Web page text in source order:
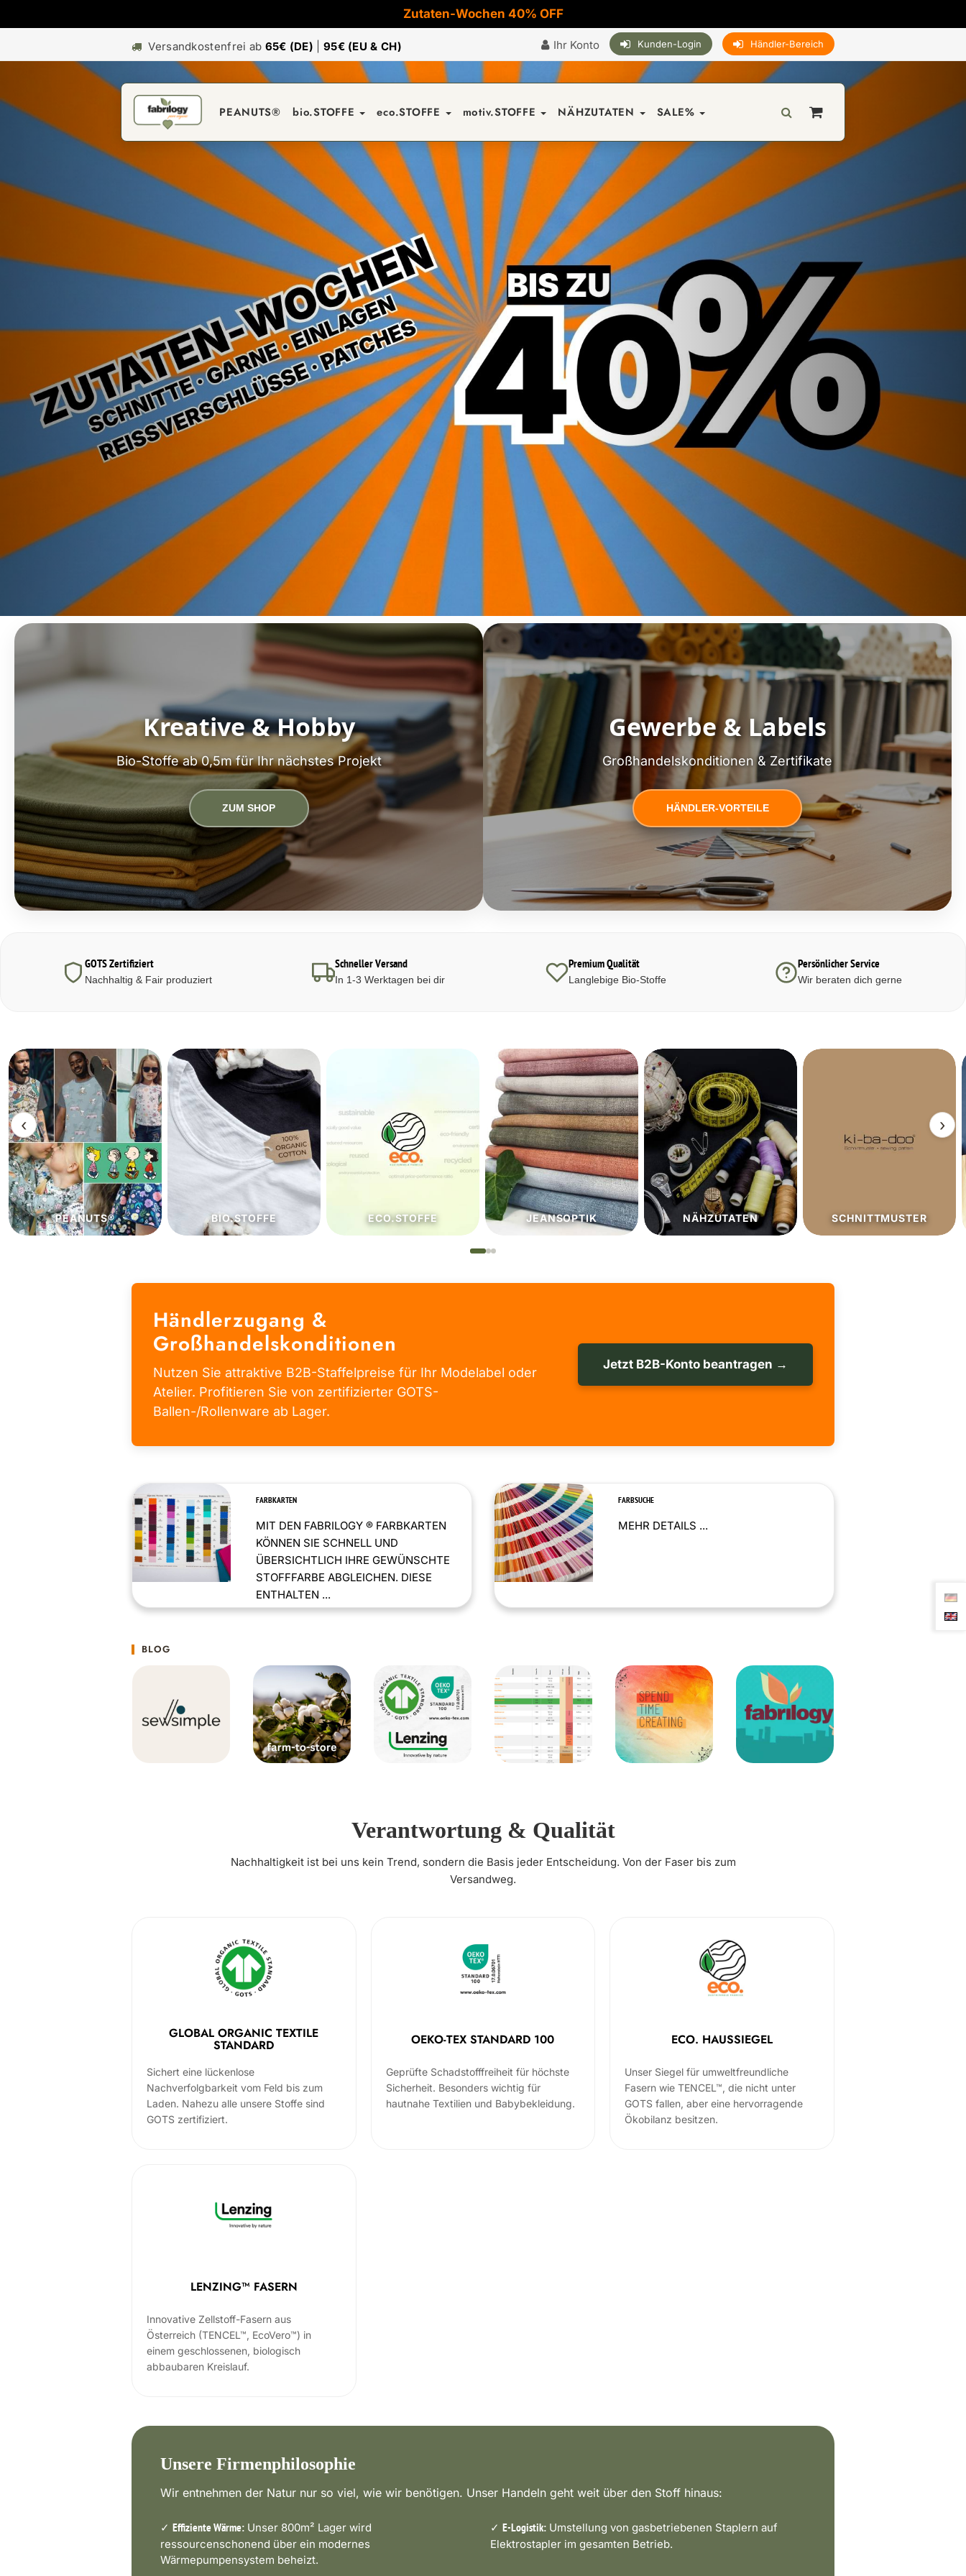
Zutaten-Wochen 40% OFF
Versandkostenfrei ab 65€ (DE) 95€ (EU & CH) Ihr Konto Kunden-Login Händler-Bereich
PEANUTS® bio.STOFFE eco.STOFFE motiv.STOFFE NÄHZUTATEN SALE%
Kreative & Hobby
Bio-Stoffe ab 0,5m für Ihr nächstes Projekt
ZUM SHOP
Gewerbe & Labels
Großhandelskonditionen & Zertifikate
HÄNDLER-VORTEILE
GOTS Zertifiziert
Nachhaltig & Fair produziert
Schneller Versand
In 1-3 Werktagen bei dir
Premium Qualität
Langlebige Bio-Stoffe
Persönlicher Service
Wir beraten dich gerne
‹
BIO.STOFFE ECO.STOFFE JEANSOPTIK NÄHZUTATEN SCHNITTMUSTER SALE%
›
Händlerzugang &
Großhandelskonditionen
Nutzen Sie attraktive B2B-Staffelpreise für Ihr Modelabel oder
Atelier. Profitieren Sie von zertifizierter GOTS-
Ballen-/Rollenware ab Lager.
Jetzt B2B-Konto beantragen →
FARBKARTEN
MIT DEN FABRILOGY ® FARBKARTEN
KÖNNEN SIE SCHNELL UND
ÜBERSICHTLICH IHRE GEWÜNSCHTE
STOFFFARBE ABGLEICHEN. DIESE
ENTHALTEN ...
FARBSUCHE
MEHR DETAILS ...
BLOG
Verantwortung & Qualität
Nachhaltigkeit ist bei uns kein Trend, sondern die Basis jeder Entscheidung. Von der Faser bis zum
Versandweg.
GLOBAL ORGANIC TEXTILE
STANDARD
Sichert eine lückenlose
Nachverfolgbarkeit vom Feld bis zum
Laden. Nahezu alle unsere Stoffe sind
GOTS zertifiziert.
OEKO-TEX STANDARD 100
Geprüfte Schadstofffreiheit für höchste
Sicherheit. Besonders wichtig für
hautnahe Textilien und Babybekleidung.
ECO. HAUSSIEGEL
Unser Siegel für umweltfreundliche
Fasern wie TENCEL™, die nicht unter
GOTS fallen, aber eine hervorragende
Ökobilanz besitzen.
LENZING™ FASERN
Innovative Zellstoff-Fasern aus
Österreich (TENCEL™, EcoVero™) in
einem geschlossenen, biologisch
abbaubaren Kreislauf.
Unsere Firmenphilosophie
Wir entnehmen der Natur nur so viel, wie wir benötigen. Unser Handeln geht weit über den Stoff hinaus:
✓ Effiziente Wärme: Unser 800m² Lager wird
ressourcenschonend über ein modernes
Wärmepumpensystem beheizt.
✓ E-Logistik: Umstellung von gasbetriebenen Staplern auf
Elektrostapler im gesamten Betrieb.